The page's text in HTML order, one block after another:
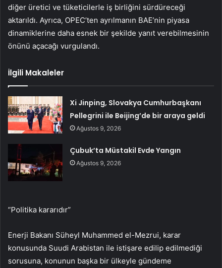
diğer üretici ve tüketicilerle iş birliğini sürdüreceği
aktarıldı. Ayrıca, OPEC’ten ayrılmanın BAE’nin piyasa
dinamiklerine daha esnek bir şekilde yanıt verebilmesinin
önünü açacağı vurgulandı.
İlgili Makaleler
Xi Jinping, Slovakya Cumhurbaşkanı
Pellegrini ile Beijing’de bir araya geldi
Ağustos 9, 2026
Çubuk’ta Müstakil Evde Yangın
Ağustos 9, 2026
“Politika kararıdır”
Enerji Bakanı Süheyl Muhammed el-Mezrui, karar
konusunda Suudi Arabistan ile istişare edilip edilmediği
sorusuna, konunun başka bir ülkeyle gündeme